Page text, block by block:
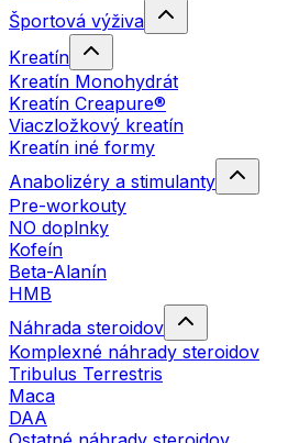
Športová výživa
Kreatín
Kreatín Monohydrát
Kreatín Creapure®
Viaczložkový kreatín
Kreatín iné formy
Anabolizéry a stimulanty
Pre-workouty
NO doplnky
Kofeín
Beta-Alanín
HMB
Náhrada steroidov
Komplexné náhrady steroidov
Tribulus Terrestris
Maca
DAA